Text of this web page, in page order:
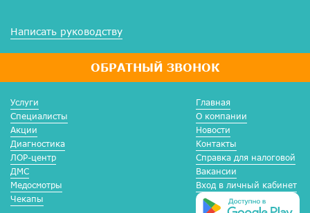
ОБРАТНЫЙ ЗВОНОК
Написать руководству
Услуги
Специалисты
Акции
Диагностика
ЛОР-центр
ДМС
Медосмотры
Чекапы
Главная
О компании
Новости
Контакты
Справка для налоговой
Вакансии
Вход в личный кабинет